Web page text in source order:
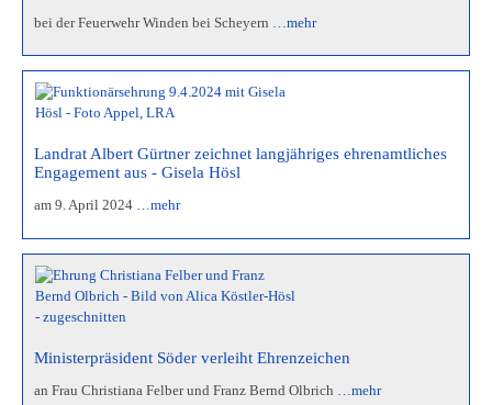
bei der Feuerwehr Winden bei Scheyern …mehr
Landrat Albert Gürtner zeichnet langjähriges ehrenamtliches
Engagement aus - Gisela Hösl
am 9. April 2024 …mehr
Ministerpräsident Söder verleiht Ehrenzeichen
an Frau Christiana Felber und Franz Bernd Olbrich …mehr